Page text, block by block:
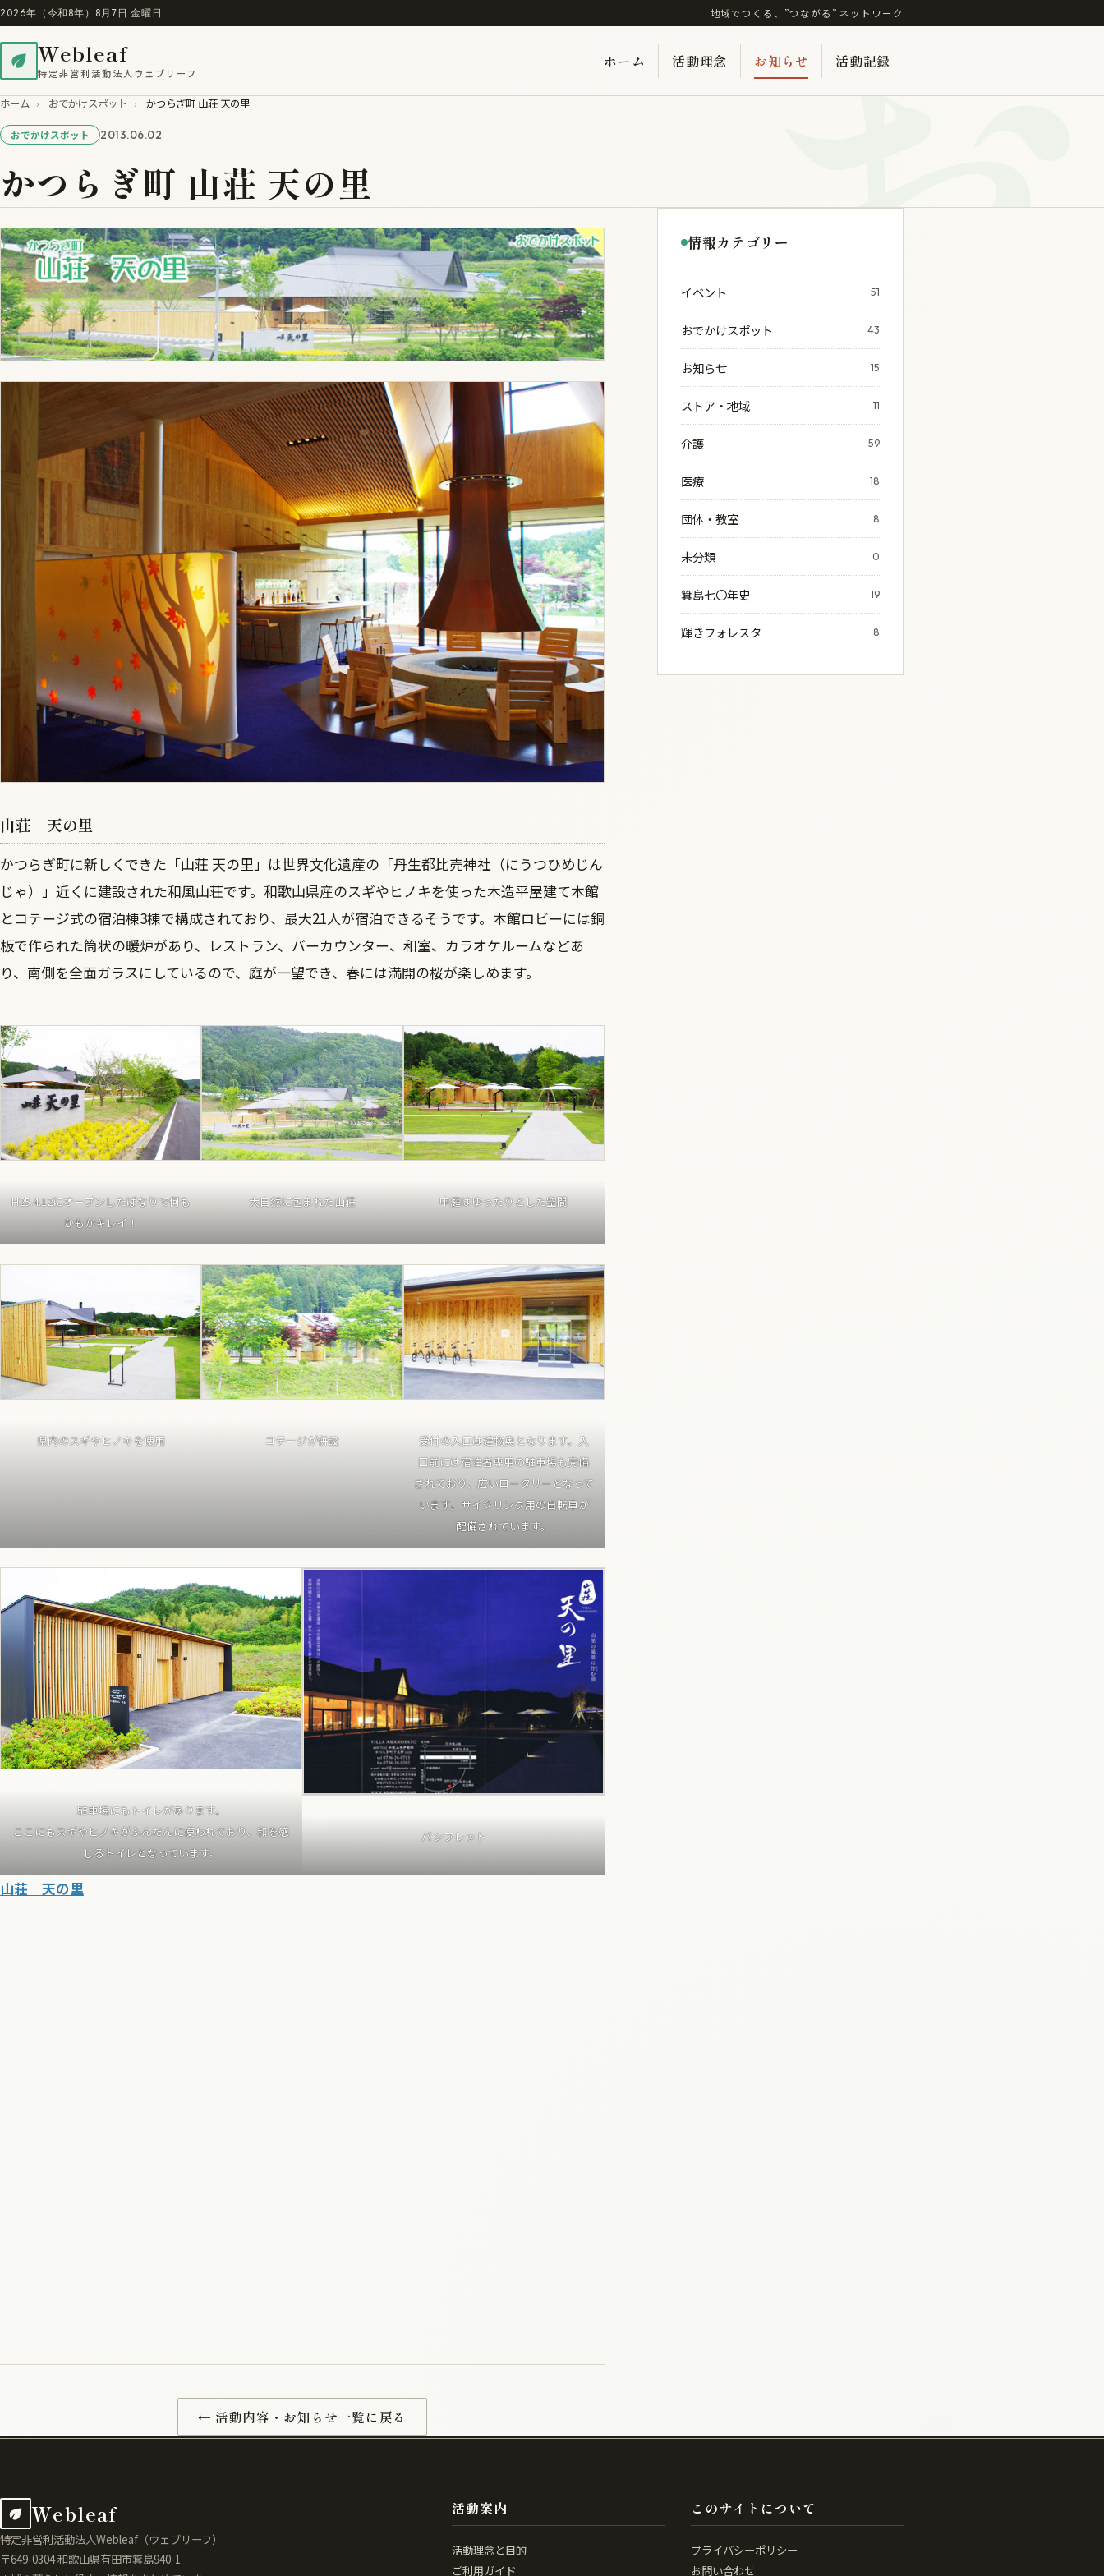
2026年（令和8年）8月7日 金曜日 地域でつくる、”つながる” ネットワーク
Webleaf
特定非営利活動法人ウェブリーフ
ホーム 活動理念 お知らせ 活動記録
お
ホーム › おでかけスポット › かつらぎ町 山荘 天の里
おでかけスポット 2013.06.02
かつらぎ町 山荘 天の里
山荘 天の里
かつらぎ町に新しくできた「山荘 天の里」は世界文化遺産の「丹生都比売神社（にうつひめじん
じゃ）」近くに建設された和風山荘です。和歌山県産のスギやヒノキを使った木造平屋建て本館
とコテージ式の宿泊棟3棟で構成されており、最大21人が宿泊できるそうです。本館ロビーには銅
板で作られた筒状の暖炉があり、レストラン、バーカウンター、和室、カラオケルームなどあ
り、南側を全面ガラスにしているので、庭が一望でき、春には満開の桜が楽しめます。
H25.4.12にオープンしたばなりで何も
かもがキレイ！
大自然に包まれた山荘 中庭はゆったりとした空間
県内のスギやヒノキを使用 コテージが併設
受付の入口は建物奥となります。入
口前には宿泊者専用の駐車場も完備
されており、広いロータリーとなって
います。サイクリング用の自転車が
配備されています。
駐車場にもトイレがあります。
ここにもスギやヒノキがふんだんに使われており、和を感
じるトイレとなっています。
パンフレット
山荘 天の里
← 活動内容・お知らせ一覧に戻る
情報カテゴリー
イベント 51
おでかけスポット 43
お知らせ 15
ストア・地域 11
介護 59
医療 18
団体・教室 8
未分類 0
箕島七〇年史 19
輝きフォレスタ 8
Webleaf
特定非営利活動法人Webleaf（ウェブリーフ）
〒649-0304 和歌山県有田市箕島940-1
活動案内
活動理念と目的
ご利用ガイド
このサイトについて
プライバシーポリシー
お問い合わせ